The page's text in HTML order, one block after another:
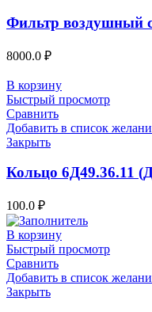
Фильтр воздушный
8000.0 ₽
В корзину
Быстрый просмотр
Сравнить
Добавить в список
Закрыть
Кольцо 6Д49.36.11
100.0 ₽
В корзину
Быстрый просмотр
Сравнить
Добавить в список
Закрыть